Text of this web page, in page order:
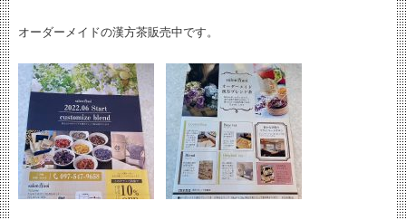
オーダーメイドの漢方茶販売中です。